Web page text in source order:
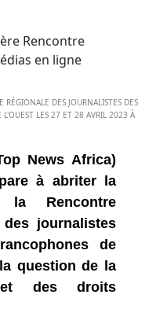
RÉGIONALE DES JOURNALISTES DES
L'OUEST LES 27 ET 28 AVRIL 2023 À
News Africa)
à abriter la
Rencontre
journalistes
de
question de la
et des droits